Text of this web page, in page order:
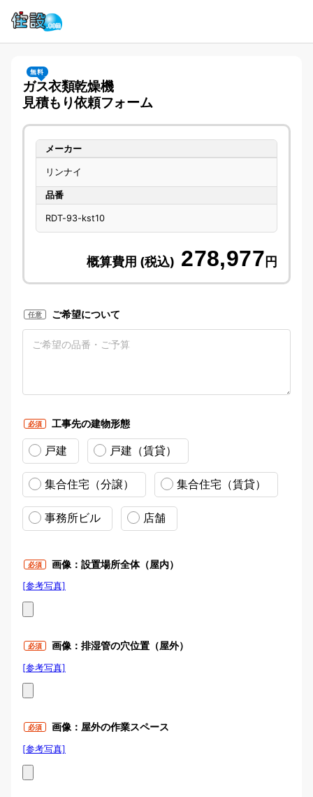
無料
ガス衣類乾燥機
見積もり依頼フォーム
メーカー
リンナイ
品番
RDT-93-kst10
概算費用 (税込) 278,977円
任意 ご希望について
必須 工事先の建物形態
戸建 戸建（賃貸）
集合住宅（分譲） 集合住宅（賃貸）
事務所ビル 店舗
必須 画像：設置場所全体（屋内）
[参考写真]
必須 画像：排湿管の穴位置（屋外）
[参考写真]
必須 画像：屋外の作業スペース
[参考写真]